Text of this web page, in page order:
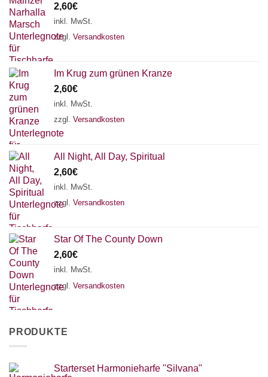
2,60€
inkl. MwSt.
zzgl. Versandkosten
Im Krug zum grünen Kranze
2,60€
inkl. MwSt.
zzgl. Versandkosten
All Night, All Day, Spiritual
2,60€
inkl. MwSt.
zzgl. Versandkosten
Star Of The County Down
2,60€
inkl. MwSt.
zzgl. Versandkosten
PRODUKTE
Starterset Harmonieharfe "Silvana"